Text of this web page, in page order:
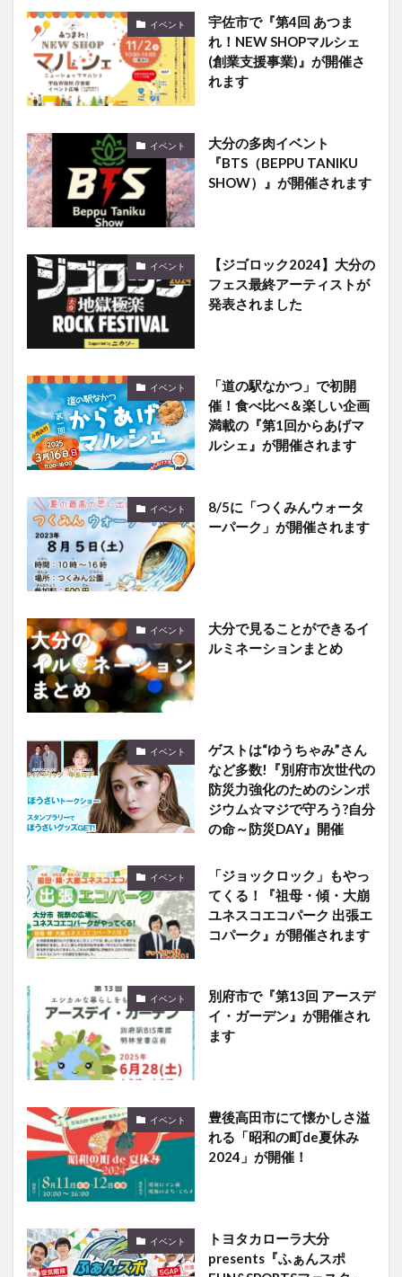
イベント
宇佐市で『第4回 あつま
れ！NEW SHOPマルシェ
(創業支援事業)』が開催さ
れます
イベント
大分の多肉イベント
『BTS（BEPPU TANIKU
SHOW）』が開催されます
イベント
【ジゴロック2024】大分の
フェス最終アーティストが
発表されました
イベント
「道の駅なかつ」で初開
催！食べ比べ＆楽しい企画
満載の『第1回からあげマ
ルシェ』が開催されます
イベント
8/5に「つくみんウォータ
ーパーク」が開催されます
イベント
大分で見ることができるイ
ルミネーションまとめ
イベント
ゲストは“ゆうちゃみ”さん
など多数!『別府市次世代の
防災力強化のためのシンポ
ジウム☆マジで守ろう?自分
の命～防災DAY』開催
イベント
「ジョックロック」もやっ
てくる！『祖母・傾・大崩
ユネスコエコパーク 出張エ
コパーク』が開催されます
イベント
別府市で『第13回 アースデ
イ・ガーデン』が開催され
ます
イベント
豊後高田市にて懐かしさ溢
れる「昭和の町de夏休み
2024」が開催！
イベント
トヨタカローラ大分
presents『ふぁんスポ